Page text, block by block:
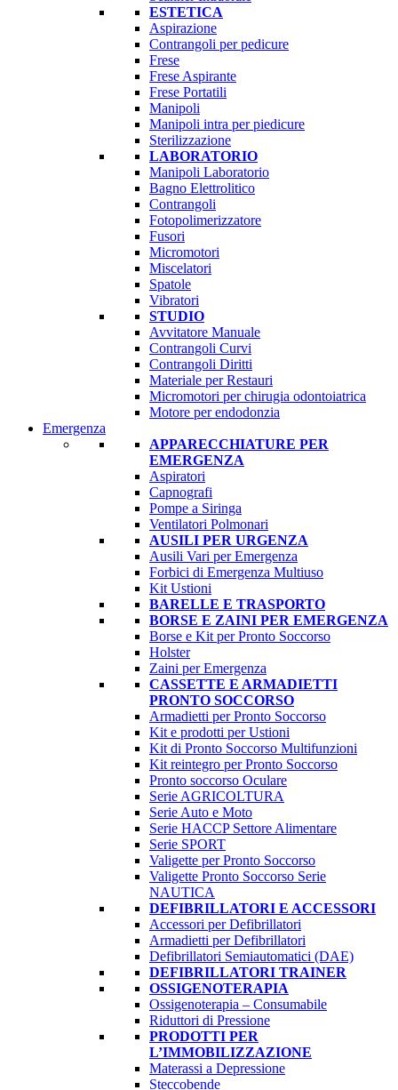
ESTETICA
Aspirazione
Contrangoli per pedicure
Frese
Frese Aspirante
Frese Portatili
Manipoli
Manipoli intra per piedicure
Sterilizzazione
LABORATORIO
Manipoli Laboratorio
Bagno Elettrolitico
Contrangoli
Fotopolimerizzatore
Fusori
Micromotori
Miscelatori
Spatole
Vibratori
STUDIO
Avvitatore Manuale
Contrangoli Curvi
Contrangoli Diritti
Materiale per Restauri
Micromotori per chirugia odontoiatrica
Motore per endodonzia
Emergenza
APPARECCHIATURE PER
EMERGENZA
Aspiratori
Capnografi
Pompe a Siringa
Ventilatori Polmonari
AUSILI PER URGENZA
Ausili Vari per Emergenza
Forbici di Emergenza Multiuso
Kit Ustioni
BARELLE E TRASPORTO
BORSE E ZAINI PER EMERGENZA
Borse e Kit per Pronto Soccorso
Holster
Zaini per Emergenza
CASSETTE E ARMADIETTI
PRONTO SOCCORSO
Armadietti per Pronto Soccorso
Kit e prodotti per Ustioni
Kit di Pronto Soccorso Multifunzioni
Kit reintegro per Pronto Soccorso
Pronto soccorso Oculare
Serie AGRICOLTURA
Serie Auto e Moto
Serie HACCP Settore Alimentare
Serie SPORT
Valigette per Pronto Soccorso
Valigette Pronto Soccorso Serie
NAUTICA
DEFIBRILLATORI E ACCESSORI
Accessori per Defibrillatori
Armadietti per Defibrillatori
Defibrillatori Semiautomatici (DAE)
DEFIBRILLATORI TRAINER
OSSIGENOTERAPIA
Ossigenoterapia – Consumabile
Riduttori di Pressione
PRODOTTI PER
L’IMMOBILIZZAZIONE
Materassi a Depressione
Steccobende